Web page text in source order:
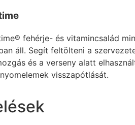
fehérje- és vitamincsalád
áll. Segít feltölteni a
és a verseny alatt
visszapótlását.